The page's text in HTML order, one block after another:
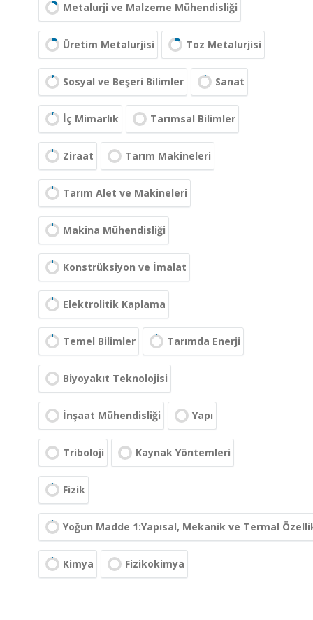
Metalurji ve Malzeme Mühendisliği
Üretim Metalurjisi Toz Metalurjisi
Sosyal ve Beşeri Bilimler Sanat
İç Mimarlık Tarımsal Bilimler
Ziraat Tarım Makineleri
Tarım Alet ve Makineleri
Makina Mühendisliği
Konstrüksiyon ve İmalat
Elektrolitik Kaplama
Temel Bilimler Tarımda Enerji
Biyoyakıt Teknolojisi
İnşaat Mühendisliği Yapı
Triboloji Kaynak Yöntemleri
Fizik
Yoğun Madde 1:Yapısal, Mekanik ve Termal
Kimya Fizikokimya